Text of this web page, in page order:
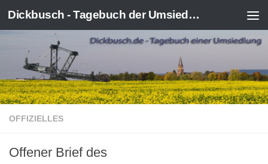
Zum Inhalt springen Dickbusch - Tagebuch der Umsiedlung von Kerpen-Manheim
OFFIZIELLES
Offener Brief des